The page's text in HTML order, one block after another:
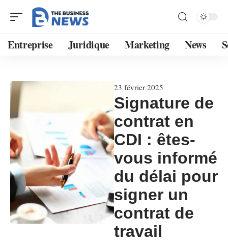
Entreprise Juridique Marketing News
23 février 2025
Signature de
contrat en
CDI : êtes-
vous informé
du délai pour
signer un
contrat de
travail